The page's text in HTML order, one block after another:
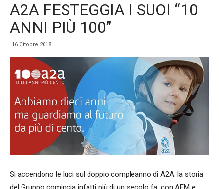
A2A FESTEGGIA I SUOI “10
ANNI PIÙ 100”
16 Ottobre 2018
Si accendono le luci sul doppio compleanno di A2A: la storia
del Gruppo comincia infatti più di un secolo fa, con AEM e